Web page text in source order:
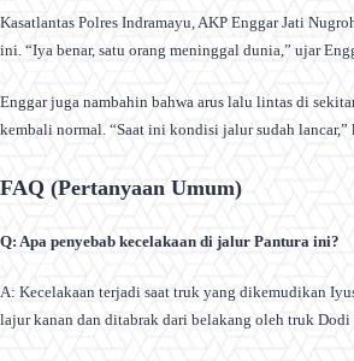
Kasatlantas Polres Indramayu, AKP Enggar Jati
ini. “Iya benar, satu orang meninggal dunia,” ujar
Enggar juga nambahin bahwa arus lalu lintas di
kembali normal. “Saat ini kondisi jalur sudah lancar,”
FAQ (Pertanyaan Umum)
Q: Apa penyebab kecelakaan di jalur Pantura ini?
A: Kecelakaan terjadi saat truk yang dikemudikan
lajur kanan dan ditabrak dari belakang oleh truk Dodi